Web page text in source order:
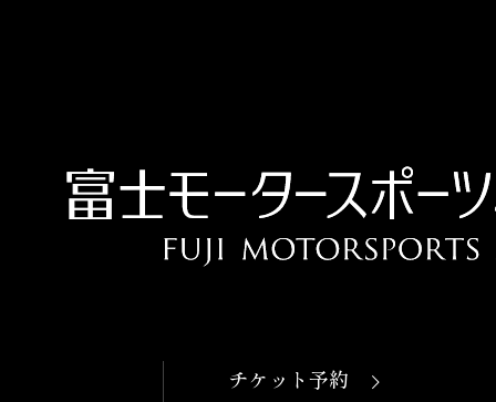
本日開館